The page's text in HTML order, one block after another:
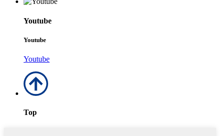
Youtube
Youtube
Youtube
Top